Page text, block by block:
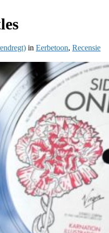
in Eerbetoon, Recensie